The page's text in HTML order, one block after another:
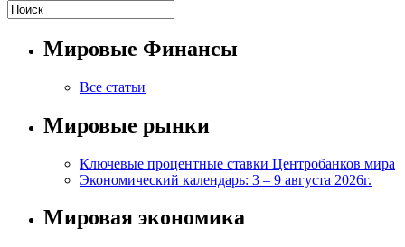
Мировые Финансы
Все статьи
Мировые рынки
Ключевые процентные ставки Центробанков мира
Экономический календарь: 3 – 9 августа 2026г.
Мировая экономика